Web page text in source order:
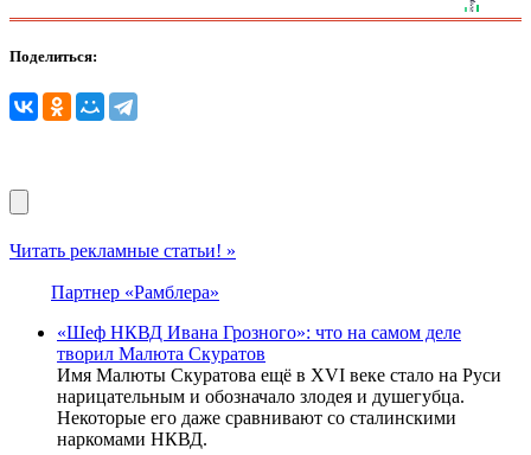
Поделиться:
Читать рекламные статьи! »
Партнер «Рамблера»
«Шеф НКВД Ивана Грозного»: что на самом деле
творил Малюта Скуратов
Имя Малюты Скуратова ещё в XVI веке стало на Руси
нарицательным и обозначало злодея и душегубца.
Некоторые его даже сравнивают со сталинскими
наркомами НКВД.